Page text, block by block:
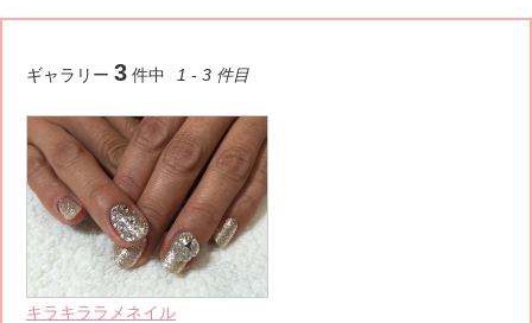
ギャラリー 3 件中 1 - 3 件目
キラキララメネイル